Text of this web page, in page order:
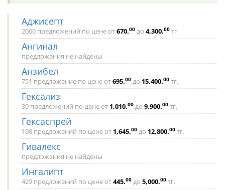
Аджисепт
2000 предложений по цене от670.00 до 4,300.00 тг.
Ангинал
предложения не найдены
Анзибел
751 предложение по цене от695.00 до 15,400.00 тг.
Гексализ
39 предложений по цене от 1,010.00 до 9,900.00 тг.
Гексаспрей
198 предложений по цене от 1,645.00 до 12,800.00 тг.
Гивалекс
предложения не найдены
Ингалипт
429 предложений по цене от445.00 до 5,000.00 тг.